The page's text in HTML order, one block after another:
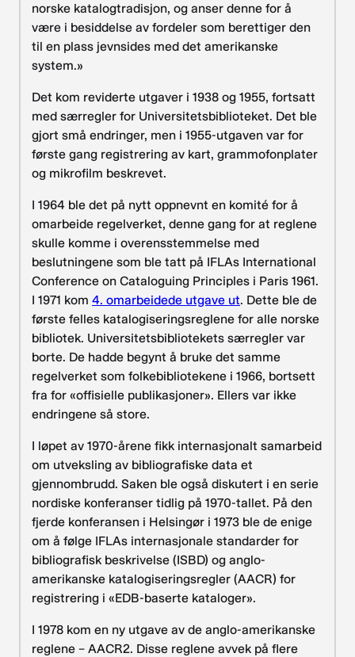
norske katalogtradisjon, og anser denne for å
være i besiddelse av fordeler som berettiger den
til en plass jevnsides med det amerikanske
system.»
Det kom reviderte utgaver i 1938 og 1955, fortsatt
med særregler for Universitetsbiblioteket. Det ble
gjort små endringer, men i 1955-utgaven var for
første gang registrering av kart, grammofonplater
og mikrofilm beskrevet.
I 1964 ble det på nytt oppnevnt en komité for å
omarbeide regelverket, denne gang for at reglene
skulle komme i overensstemmelse med
beslutningene som ble tatt på IFLAs International
Conference on Cataloguing Principles i Paris 1961.
I 1971 kom 4. omarbeidede utgave ut. Dette ble de
første felles katalogiseringsreglene for alle norske
bibliotek. Universitetsbibliotekets særregler var
borte. De hadde begynt å bruke det samme
regelverket som folkebibliotekene i 1966, bortsett
fra for «offisielle publikasjoner». Ellers var ikke
endringene så store.
I løpet av 1970-årene fikk internasjonalt samarbeid
om utveksling av bibliografiske data et
gjennombrudd. Saken ble også diskutert i en serie
nordiske konferanser tidlig på 1970-tallet. På den
fjerde konferansen i Helsingør i 1973 ble de enige
om å følge IFLAs internasjonale standarder for
bibliografisk beskrivelse (ISBD) og anglo-
amerikanske katalogiseringsregler (AACR) for
registrering i «EDB-baserte kataloger».
I 1978 kom en ny utgave av de anglo-amerikanske
reglene – AACR2. Disse reglene avvek på flere